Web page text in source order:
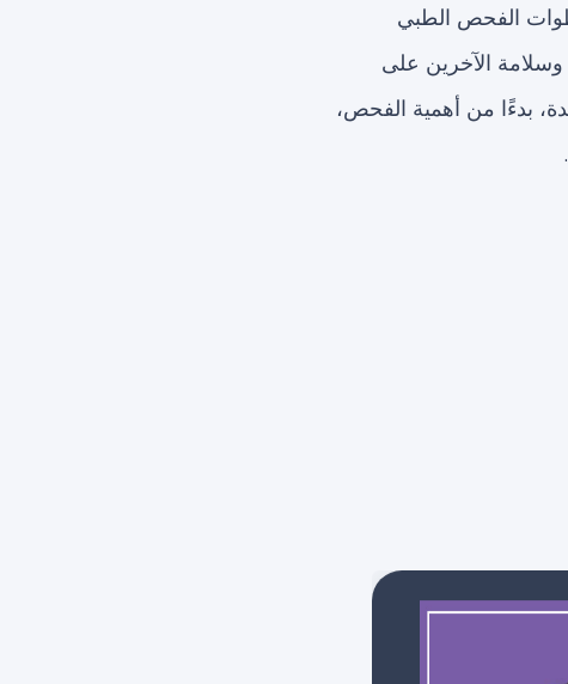
الفحص الطبي
الآخرين على
بدءًا من أهمية الفحص،